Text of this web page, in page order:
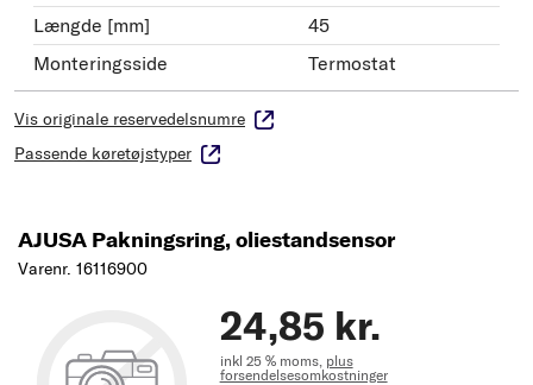
Længde [mm]
45
Monteringsside
Termostat
Vis originale reservedelsnumre
Passende køretøjstyper
AJUSA Pakningsring, oliestandsensor
Varenr. 16116900
24,85 kr.
inkl 25 % moms, plus
forsendelsesomkostninger